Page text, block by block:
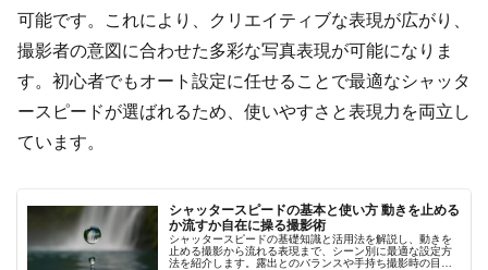
可能です。これにより、クリエイティブな表現が広がり、
撮影者の意図に合わせた多彩な写真表現が可能になりま
す。初心者でもオート設定に任せることで最適なシャッタ
ースピードが選ばれるため、使いやすさと表現力を両立し
ています。
シャッタースピードの基本と使い方 動きを止める
か流すか自在に操る撮影術
シャッタースピードの基礎知識と活用法を解説し、動きを
止める撮影から流れる表現まで、シーン別に最適な設定方
法を紹介します。露出とのバランスや手持ち撮影時の目安